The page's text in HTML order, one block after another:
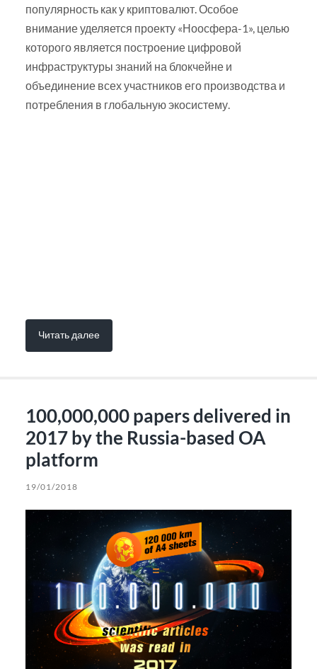
популярность как у криптовалют. Особое
внимание уделяется проекту «Ноосфера-1», целью
которого является построение цифровой
инфраструктуры знаний на блокчейне и
объединение всех участников его производства и
потребления в глобальную экосистему.
Читать далее
100,000,000 papers delivered in
2017 by the Russia-based OA
platform
19/01/2018